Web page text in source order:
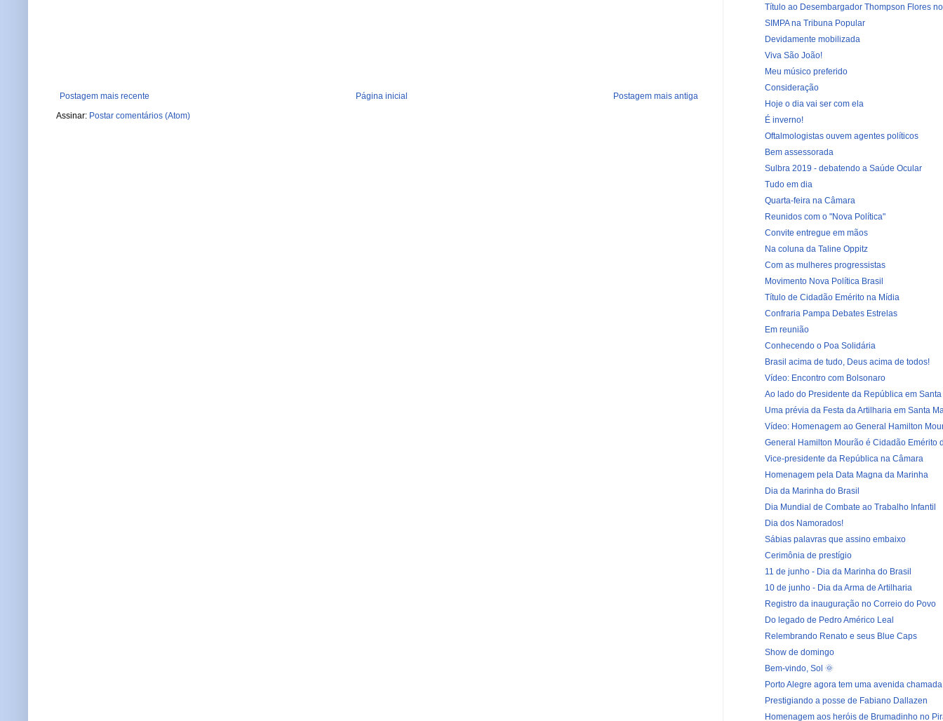
Postagem mais recente Postagem mais antiga
Página inicial
Assinar: Postar comentários (Atom)
Título ao Desembargador Thompson Flores
SIMPA na Tribuna Popular
Devidamente mobilizada
Viva São João!
Meu músico preferido
Consideração
Hoje o dia vai ser com ela
É inverno!
Oftalmologistas ouvem agentes políticos
Bem assessorada
Sulbra 2019 - debatendo a Saúde Ocular
Tudo em dia
Quarta-feira na Câmara
Reunidos com o "Nova Política"
Convite entregue em mãos
Na coluna da Taline Oppitz
Com as mulheres progressistas
Movimento Nova Política Brasil
Título de Cidadão Emérito na Mídia
Confraria Pampa Debates Estrelas
Em reunião
Conhecendo o Poa Solidária
Brasil acima de tudo, Deus acima de todos!
Vídeo: Encontro com Bolsonaro
Ao lado do Presidente da República em
Uma prévia da Festa da Artilharia em Santa
Vídeo: Homenagem ao General Hamilton
General Hamilton Mourão é Cidadão Emérito
Vice-presidente da República na Câmara
Homenagem pela Data Magna da Marinha
Dia da Marinha do Brasil
Dia Mundial de Combate ao Trabalho Infantil
Dia dos Namorados!
Sábias palavras que assino embaixo
Cerimônia de prestígio
11 de junho - Dia da Marinha do Brasil
10 de junho - Dia da Arma de Artilharia
Registro da inauguração no Correio do Povo
Do legado de Pedro Américo Leal
Relembrando Renato e seus Blue Caps
Show de domingo
Bem-vindo, Sol 🌞
Porto Alegre agora tem uma avenida
Prestigiando a posse de Fabiano Dallazen
Homenagem aos heróis de Brumadinho no